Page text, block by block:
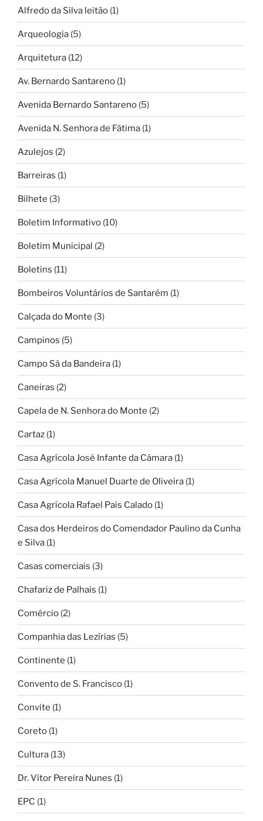
Alfredo da Silva leitão (1)
Arqueologia (5)
Arquitetura (12)
Av. Bernardo Santareno (1)
Avenida Bernardo Santareno (5)
Avenida N. Senhora de Fátima (1)
Azulejos (2)
Barreiras (1)
Bilhete (3)
Boletim Informativo (10)
Boletim Municipal (2)
Boletins (11)
Bombeiros Voluntários de Santarém (1)
Calçada do Monte (3)
Campinos (5)
Campo Sá da Bandeira (1)
Caneiras (2)
Capela de N. Senhora do Monte (2)
Cartaz (1)
Casa Agrícola José Infante da Câmara (1)
Casa Agrícola Manuel Duarte de Oliveira (1)
Casa Agrícola Rafael Pais Calado (1)
Casa dos Herdeiros do Comendador Paulino da Cunha
e Silva (1)
Casas comerciais (3)
Chafariz de Palhais (1)
Comércio (2)
Companhia das Lezírias (5)
Continente (1)
Convento de S. Francisco (1)
Convite (1)
Coreto (1)
Cultura (13)
Dr. Vítor Pereira Nunes (1)
EPC (1)